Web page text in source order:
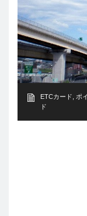
ETCカード ポ
ド